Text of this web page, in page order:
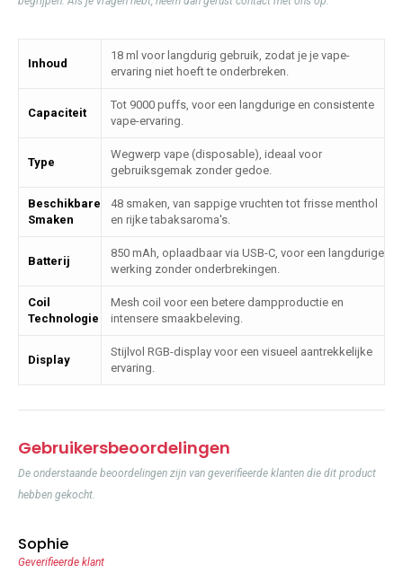
Inhoud
18 ml voor langdurig gebruik, zodat je je vape-
ervaring niet hoeft te onderbreken.
Capaciteit
Tot 9000 puffs, voor een langdurige en consistente
vape-ervaring.
Type
Wegwerp vape (disposable), ideaal voor
gebruiksgemak zonder gedoe.
Beschikbare
Smaken
48 smaken, van sappige vruchten tot frisse menthol
en rijke tabaksaroma's.
Batterij
850 mAh, oplaadbaar via USB-C, voor een langdurige
werking zonder onderbrekingen.
Coil
Technologie
Mesh coil voor een betere dampproductie en
intensere smaakbeleving.
Display
Stijlvol RGB-display voor een visueel aantrekkelijke
ervaring.
Gebruikersbeoordelingen
De onderstaande beoordelingen zijn van geverifieerde klanten die dit product
hebben gekocht.
Sophie
Geverifieerde klant